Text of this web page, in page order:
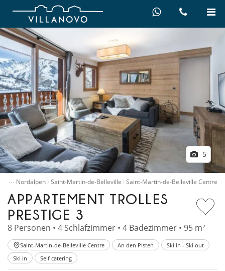
5
… Nordalpen Saint-Martin-de-Belleville Saint-Martin-de-Belleville Centre
APPARTEMENT TROLLES
PRESTIGE 3
8 Personen • 4 Schlafzimmer • 4 Badezimmer • 95 m²
Saint-Martin-de-Belleville Centre An den Pisten
Ski in - Ski out
Ski in
Self catering